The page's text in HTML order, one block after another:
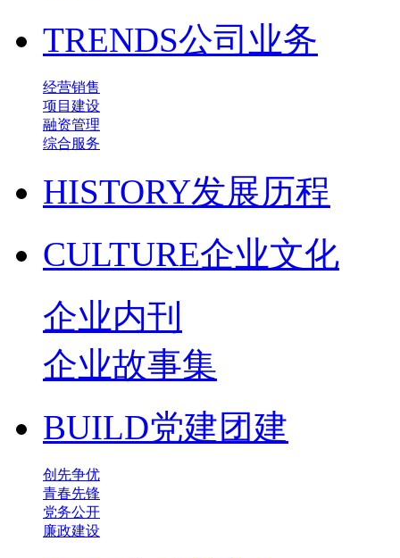
TRENDS公司业务
经营销售
项目建设
融资管理
综合服务
HISTORY发展历程
CULTURE企业文化
企业内刊
企业故事集
BUILD党建团建
创先争优
青春先锋
党务公开
廉政建设